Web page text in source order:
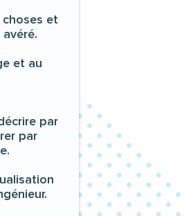
et
et au
par
par